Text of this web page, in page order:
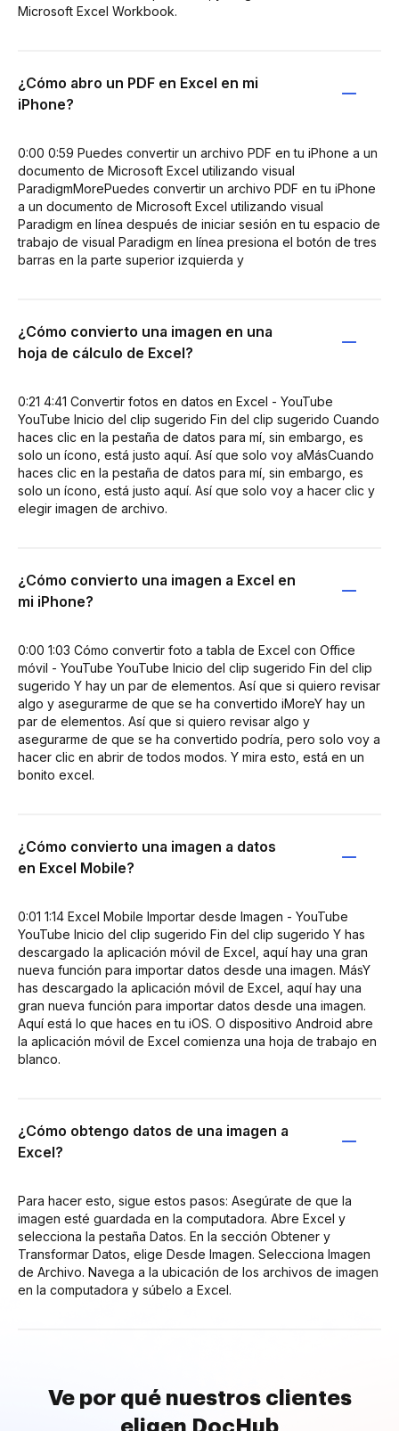
Microsoft Excel Workbook.
¿Cómo abro un PDF en Excel en mi
iPhone?
0:00 0:59 Puedes convertir un archivo PDF en tu iPhone a un
documento de Microsoft Excel utilizando visual
ParadigmMorePuedes convertir un archivo PDF en tu iPhone
a un documento de Microsoft Excel utilizando visual
Paradigm en línea después de iniciar sesión en tu espacio de
trabajo de visual Paradigm en línea presiona el botón de tres
barras en la parte superior izquierda y
¿Cómo convierto una imagen en una
hoja de cálculo de Excel?
0:21 4:41 Convertir fotos en datos en Excel - YouTube
YouTube Inicio del clip sugerido Fin del clip sugerido Cuando
haces clic en la pestaña de datos para mí, sin embargo, es
solo un ícono, está justo aquí. Así que solo voy aMásCuando
haces clic en la pestaña de datos para mí, sin embargo, es
solo un ícono, está justo aquí. Así que solo voy a hacer clic y
elegir imagen de archivo.
¿Cómo convierto una imagen a Excel en
mi iPhone?
0:00 1:03 Cómo convertir foto a tabla de Excel con Office
móvil - YouTube YouTube Inicio del clip sugerido Fin del clip
sugerido Y hay un par de elementos. Así que si quiero revisar
algo y asegurarme de que se ha convertido iMoreY hay un
par de elementos. Así que si quiero revisar algo y
asegurarme de que se ha convertido podría, pero solo voy a
hacer clic en abrir de todos modos. Y mira esto, está en un
bonito excel.
¿Cómo convierto una imagen a datos
en Excel Mobile?
0:01 1:14 Excel Mobile Importar desde Imagen - YouTube
YouTube Inicio del clip sugerido Fin del clip sugerido Y has
descargado la aplicación móvil de Excel, aquí hay una gran
nueva función para importar datos desde una imagen. MásY
has descargado la aplicación móvil de Excel, aquí hay una
gran nueva función para importar datos desde una imagen.
Aquí está lo que haces en tu iOS. O dispositivo Android abre
la aplicación móvil de Excel comienza una hoja de trabajo en
blanco.
¿Cómo obtengo datos de una imagen a
Excel?
Para hacer esto, sigue estos pasos: Asegúrate de que la
imagen esté guardada en la computadora. Abre Excel y
selecciona la pestaña Datos. En la sección Obtener y
Transformar Datos, elige Desde Imagen. Selecciona Imagen
de Archivo. Navega a la ubicación de los archivos de imagen
en la computadora y súbelo a Excel.
Ve por qué nuestros clientes
eligen DocHub